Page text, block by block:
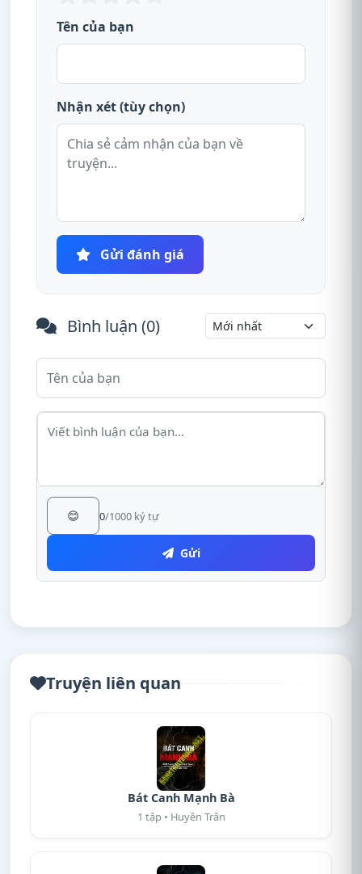
Tên của bạn
Nhận xét (tùy chọn)
Gửi đánh giá
Bình luận (0)
😊 0/1000 ký tự
Gửi
Truyện liên quan
Bát Canh Mạnh Bà
1 tập • Huyền Trân